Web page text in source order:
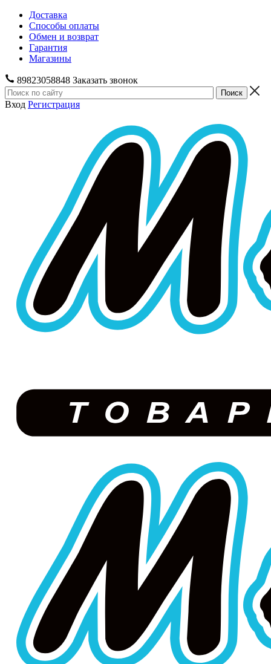
Доставка
Способы оплаты
Обмен и возврат
Гарантия
Магазины
89823058848 Заказать звонок
Вход Регистрация